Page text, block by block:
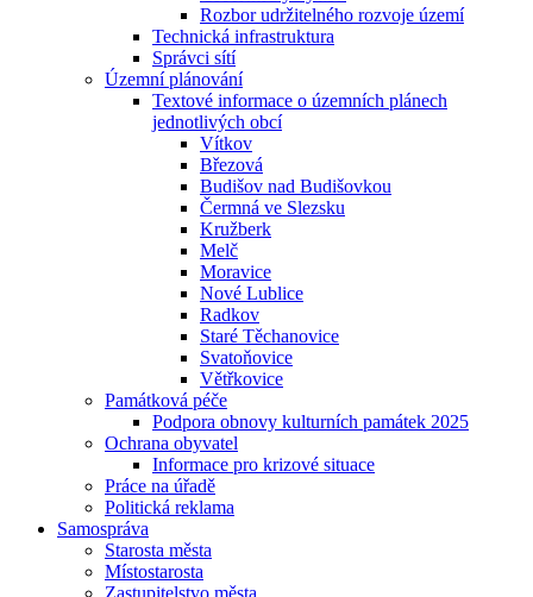
Rozbor udržitelného rozvoje území
Technická infrastruktura
Správci sítí
Územní plánování
Textové informace o územních plánech
jednotlivých obcí
Vítkov
Březová
Budišov nad Budišovkou
Čermná ve Slezsku
Kružberk
Melč
Moravice
Nové Lublice
Radkov
Staré Těchanovice
Svatoňovice
Větřkovice
Památková péče
Podpora obnovy kulturních památek 2025
Ochrana obyvatel
Informace pro krizové situace
Práce na úřadě
Politická reklama
Samospráva
Starosta města
Místostarosta
Zastupitelstvo města